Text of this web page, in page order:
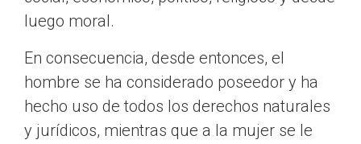
luego moral.
En consecuencia, desde entonces, el
hombre se ha considerado poseedor y ha
hecho uso de todos los derechos naturales
y jurídicos, mientras que a la mujer se le